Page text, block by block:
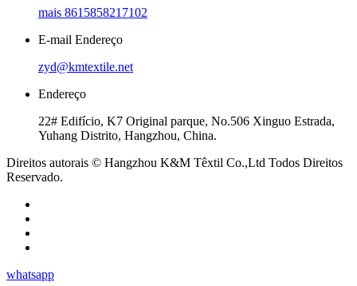
mais 8615858217102
E-mail Endereço
zyd@kmtextile.net
Endereço
22# Edifício, K7 Original parque, No.506 Xinguo Estrada,
Yuhang Distrito, Hangzhou, China.
Direitos autorais © Hangzhou K&M Têxtil Co.,Ltd Todos Direitos
Reservado.
whatsapp